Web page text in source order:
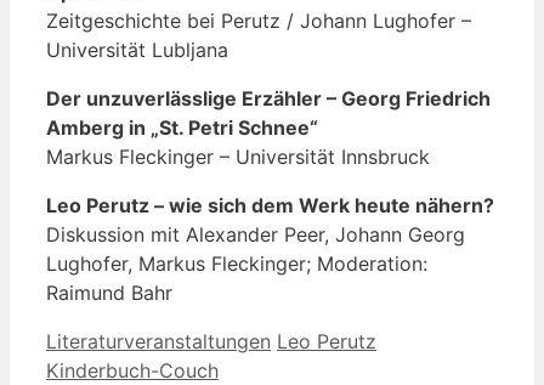
Zeitgeschichte bei Perutz / Johann Lughofer –
Universität Lubljana
Der unzuverlässlige Erzähler – Georg Friedrich
Amberg in „St. Petri Schnee“
Markus Fleckinger – Universität Innsbruck
Leo Perutz – wie sich dem Werk heute nähern?
Diskussion mit Alexander Peer, Johann Georg
Lughofer, Markus Fleckinger; Moderation:
Raimund Bahr
Kategorien
Literaturveranstaltungen Schlagwörter
Leo Perutz
Kinderbuch-Couch